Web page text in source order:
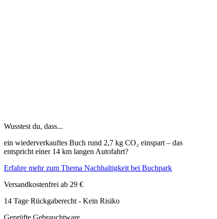
Wusstest du, dass...
ein wiederverkauftes Buch rund 2,7 kg CO₂ einspart – das
entspricht einer 14 km langen Autofahrt?
Erfahre mehr zum Thema Nachhaltigkeit bei Buchpark
Versandkostenfrei ab 29 €
14 Tage Rückgaberecht - Kein Risiko